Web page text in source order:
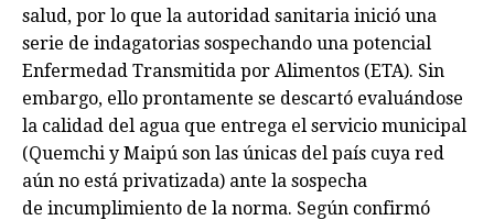
salud, por lo que la autoridad sanitaria inició una
serie de indagatorias sospechando una potencial
Enfermedad Transmitida por Alimentos (ETA). Sin
embargo, ello prontamente se descartó evaluándose
la calidad del agua que entrega el servicio municipal
(Quemchi y Maipú son las únicas del país cuya red
aún no está privatizada) ante la sospecha
de incumplimiento de la norma. Según confirmó